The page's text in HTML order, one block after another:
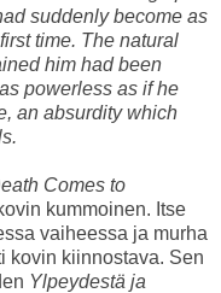
suddenly become as
time. The natural
him had been
powerless as if he
an absurdity which
Comes to
kummoinen. Itse
vaiheessa ja murha
kovin kiinnostava. Sen
Ylpeydestä ja